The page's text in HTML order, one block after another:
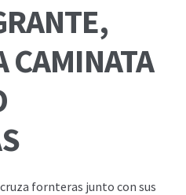
CAMINATA
fornteras junto con sus